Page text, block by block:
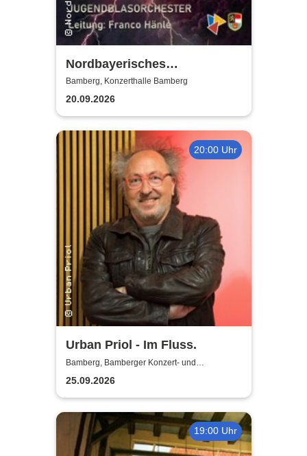
Nordbayerisches
Jugendblasorchester |
Konzerthalle Bamberg
Bamberg, Konzerthalle Bamberg
20.09.2026
20:00 Uhr
Urban Priol - Im Fluss.
Bamberg, Bamberger Konzert- und
Kongresshalle (Hegelsaal)
25.09.2026
19:00 Uhr